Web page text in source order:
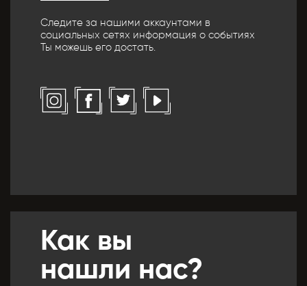
Следите за нашими аккаунтами в
социальных сетях информация о событиях
Ты можешь его достать.
Как вы
нашли нас?